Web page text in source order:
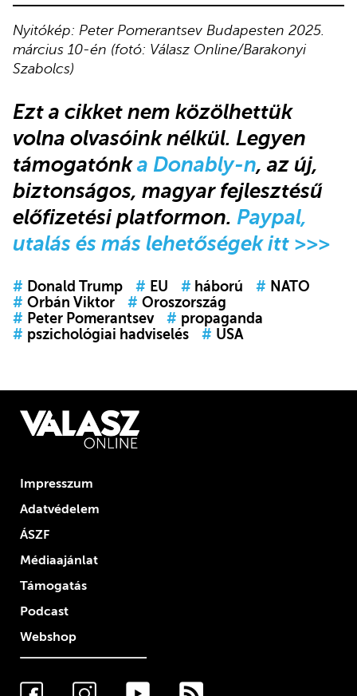
Nyitókép: Peter Pomerantsev Budapesten 2025.
március 10-én (fotó: Válasz Online/Barakonyi
Szabolcs)
Ezt a cikket nem közölhettük
volna olvasóink nélkül. Legyen
támogatónka Donably-n, az új,
biztonságos, magyar fejlesztésű
előfizetési platformon. Paypal,
utalás és más lehetőségek itt >>>
# Donald Trump # EU # háború # NATO
# Orbán Viktor # Oroszország
# Peter Pomerantsev # propaganda
# pszichológiai hadviselés # USA
Impresszum
Adatvédelem
ÁSZF
Médiaajánlat
Támogatás
Podcast
Webshop